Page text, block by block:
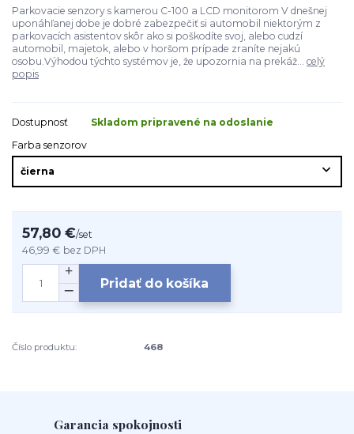
Parkovacie senzory s kamerou C-100 a LCD monitorom V dnešnej
uponáhľanej dobe je dobré zabezpečiť si automobil niektorým z
parkovacích asistentov skôr ako si poškodíte svoj, alebo cudzí
automobil, majetok, alebo v horšom prípade zraníte nejakú
osobu.Výhodou týchto systémov je, že upozornia na prekáž... celý
popis
Dostupnosť
Skladom pripravené na odoslanie
Farba senzorov
57,80 €/set
46,99 € bez DPH
Pridať do košíka
Číslo produktu: 468
Garancia spokojnosti